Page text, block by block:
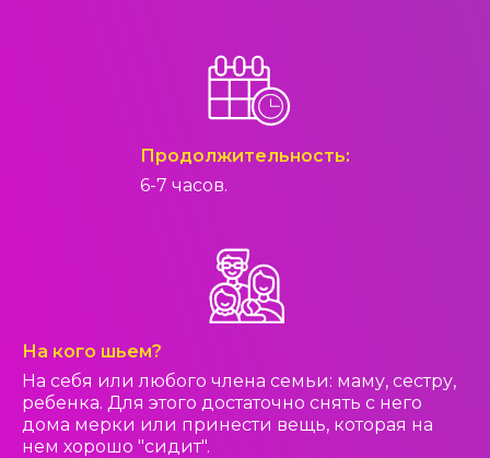
Продолжительность:
6-7 часов.
На кого шьем?
На себя или любого члена семьи: маму, сестру,
ребенка. Для этого достаточно снять с него
дома мерки или принести вещь, которая на
нем хорошо "сидит".